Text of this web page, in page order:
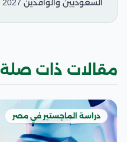
السعوديين والوافدين 2027
مقالات ذات صلة
دراسة الماجستير في مصر